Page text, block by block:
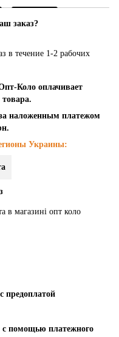
заказ?
в течение 1-2 рабочих
Коло оплачивает
наложенным платежом
Украины:
предоплатой
с помощью платежного